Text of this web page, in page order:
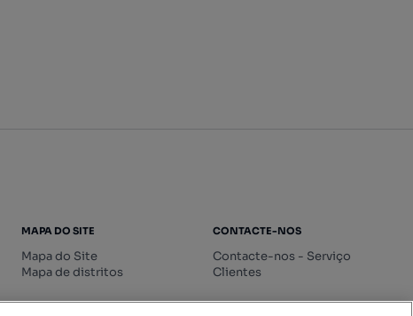
MAPA DO SITE
Mapa do Site
Mapa de distritos
CONTACTE-NOS
Contacte-nos - Serviço
Clientes